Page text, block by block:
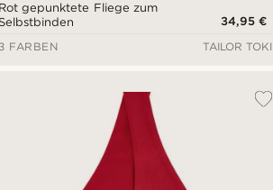
Rot gepunktete Fliege zum
Selbstbinden
34,95 €
FARBEN
TAILOR TOKI